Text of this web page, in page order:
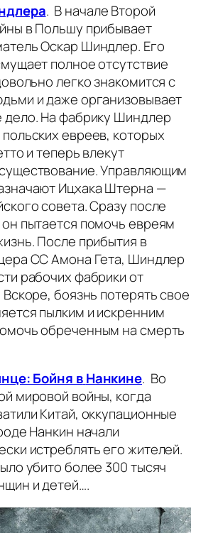
. В начале Второй
в Польшу прибывает
Оскар Шиндлер. Его
полное отсутствие
легко знакомится с
и даже организовывает
дело. На фабрику Шиндлер
евреев, которых
и теперь влекут
Управляющим
Ицхака Штерна —
совета. Сразу после
пытается помочь евреям
После прибытия в
СС Амона Гета, Шиндлер
рабочих фабрики от
боязнь потерять свое
пылким и искренним
обреченным на смерть
Бойня вНанкине. Во
мировой войны, когда
Китай, оккупационные
Нанкин начали
истреблять его жителей.
убито более 300 тысяч
и детей….